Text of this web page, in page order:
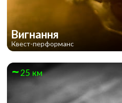
Вигнання
Квест-перформанс
25 км